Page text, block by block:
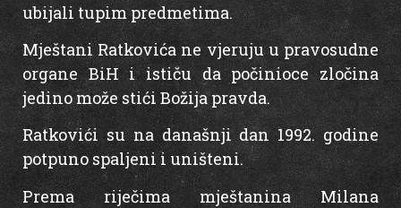
ubijali tupim predmetima.
Mještani Ratkovića ne vjeruju u pravosudne
organe BiH i ističu da počinioce zločina
jedino može stići Božija pravda.
Ratkovići su na današnji dan 1992. godine
potpuno spaljeni i uništeni.
Prema riječima mještanina Milana